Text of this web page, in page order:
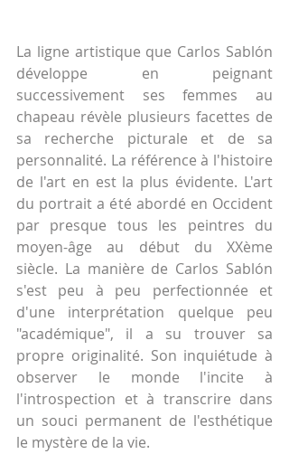
La ligne artistique que Carlos Sablón
développe en peignant
successivement ses femmes au
chapeau révèle plusieurs facettes de
sa recherche picturale et de sa
personnalité. La référence à l'histoire
de l'art en est la plus évidente. L'art
du portrait a été abordé en Occident
par presque tous les peintres du
moyen-âge au début du XXème
siècle. La manière de Carlos Sablón
s'est peu à peu perfectionnée et
d'une interprétation quelque peu
"académique", il a su trouver sa
propre originalité. Son inquiétude à
observer le monde l'incite à
l'introspection et à transcrire dans
un souci permanent de l'esthétique
le mystère de la vie.